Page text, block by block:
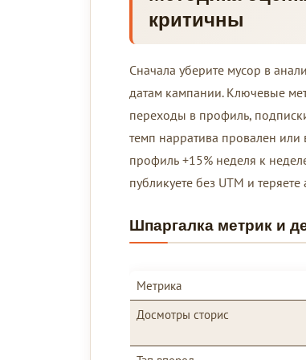
критичны
Сначала уберите мусор в
датам кампании. Ключевые
переходы в профиль,
темп нарратива провален
профиль +15% неделя к
публикуете без UTM и
Шпаргалка метрик и
Метрика
Досмотры сторис